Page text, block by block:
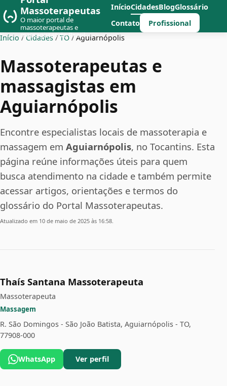
Massoterapeutas
O maior portal de
massoterapeutas e
massagistas do Brasil
InícioCidadesBlogGlossário
Contato
Profissional
Início / Cidades / TO / Aguiarnópolis
Massoterapeutas e
massagistas em
Aguiarnópolis
Encontre especialistas locais de massoterapia e
massagem em Aguiarnópolis, no Tocantins. Esta
página reúne informações úteis para quem
busca atendimento na cidade e também permite
acessar artigos, orientações e termos do
glossário do Portal Massoterapeutas.
Atualizado em 10 de maio de 2025 às 16:58.
Thaís Santana Massoterapeuta
Massoterapeuta
Massagem
R. São Domingos - São João Batista, Aguiarnópolis - TO,
77908-000
WhatsApp Ver perfil